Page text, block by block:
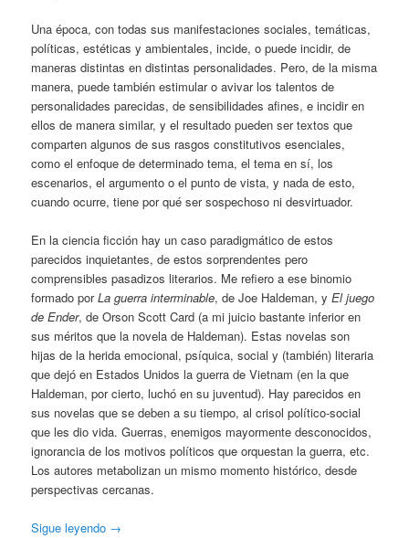
Una época, con todas sus manifestaciones sociales, temáticas,
políticas, estéticas y ambientales, incide, o puede incidir, de
maneras distintas en distintas personalidades. Pero, de la misma
manera, puede también estimular o avivar los talentos de
personalidades parecidas, de sensibilidades afines, e incidir en
ellos de manera similar, y el resultado pueden ser textos que
comparten algunos de sus rasgos constitutivos esenciales,
como el enfoque de determinado tema, el tema en sí, los
escenarios, el argumento o el punto de vista, y nada de esto,
cuando ocurre, tiene por qué ser sospechoso ni desvirtuador.
En la ciencia ficción hay un caso paradigmático de estos
parecidos inquietantes, de estos sorprendentes pero
comprensibles pasadizos literarios. Me refiero a ese binomio
formado porLa guerra interminable, de Joe Haldeman, yEl juego
de Ender, de Orson Scott Card (a mi juicio bastante inferior en
sus méritos que la novela de Haldeman). Estas novelas son
hijas de la herida emocional, psíquica, social y (también) literaria
que dejó en Estados Unidos la guerra de Vietnam (en la que
Haldeman, por cierto, luchó en su juventud). Hay parecidos en
sus novelas que se deben a su tiempo, al crisol político-social
que les dio vida. Guerras, enemigos mayormente desconocidos,
ignorancia de los motivos políticos que orquestan la guerra, etc.
Los autores metabolizan un mismo momento histórico, desde
perspectivas cercanas.
Sigue leyendo →